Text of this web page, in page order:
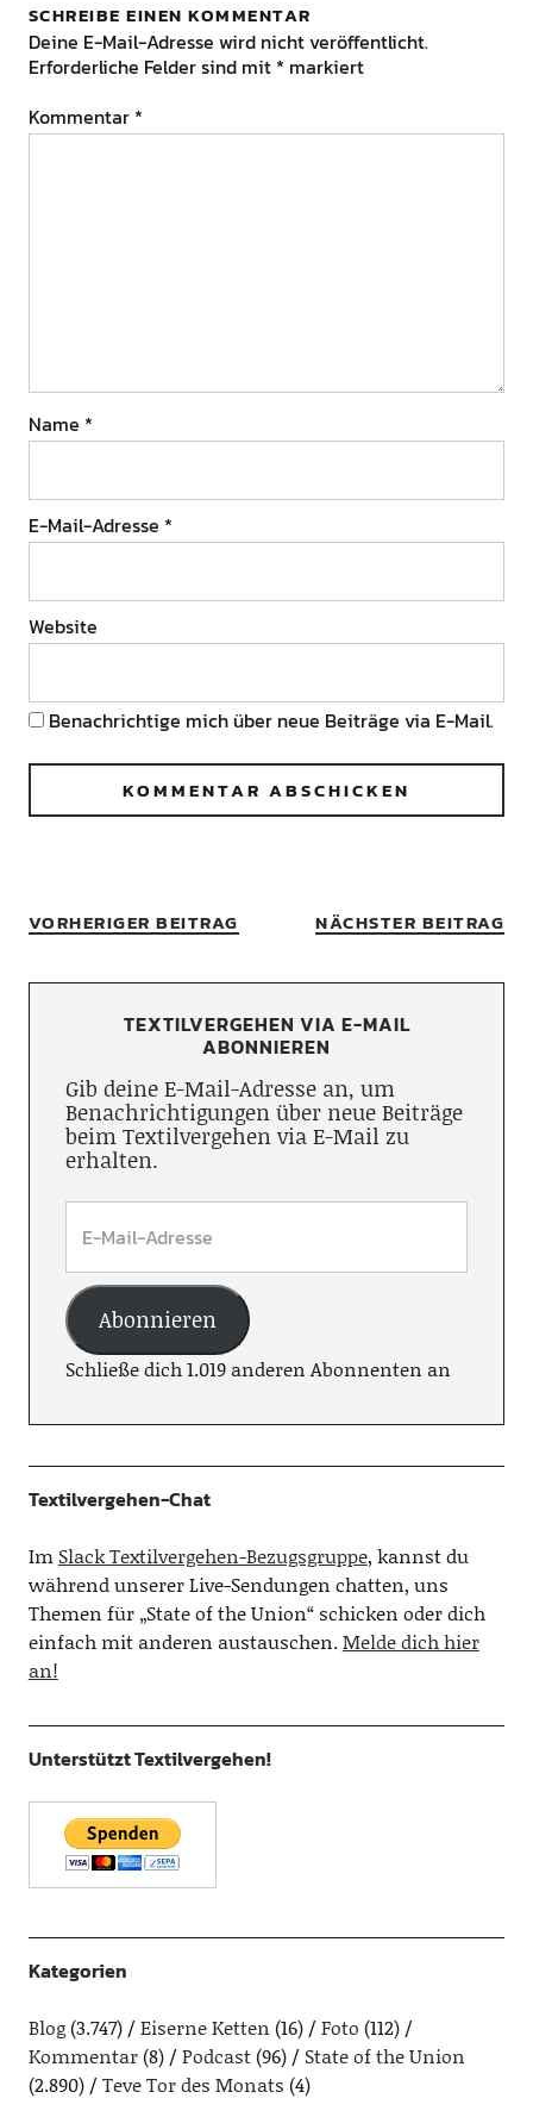
SCHREIBE EINEN KOMMENTAR
Deine E-Mail-Adresse wird nicht veröffentlicht.
Erforderliche Felder sind mit * markiert
Kommentar *
Name *
E-Mail-Adresse *
Website
Benachrichtige mich über neue Beiträge via E-Mail.
VORHERIGER BEITRAG NÄCHSTER BEITRAG
TEXTILVERGEHEN VIA E-MAIL
ABONNIEREN
Gib deine E-Mail-Adresse an, um
Benachrichtigungen über neue Beiträge
beim Textilvergehen via E-Mail zu
erhalten.
Abonnieren
Schließe dich 1.019 anderen Abonnenten an
Textilvergehen-Chat
Im Slack Textilvergehen-Bezugsgruppe, kannst du
während unserer Live-Sendungen chatten, uns
Themen für „State of the Union“ schicken oder dich
einfach mit anderen austauschen.Melde dich hier
an!
Unterstützt Textilvergehen!
Kategorien
Blog(3.747) Eiserne Ketten (16) Foto (112)
Kommentar(8) Podcast(96)
State of the Union
(2.890)
Teve Tor des Monats (4)